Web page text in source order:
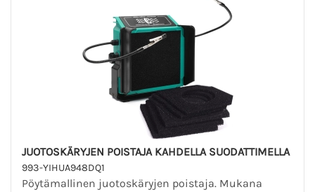
JUOTOSKÄRYJEN POISTAJA KAHDELLA SUODATTIMELLA
993-YIHUA948DQ1
Pöytämallinen juotoskäryjen poistaja. Mukana